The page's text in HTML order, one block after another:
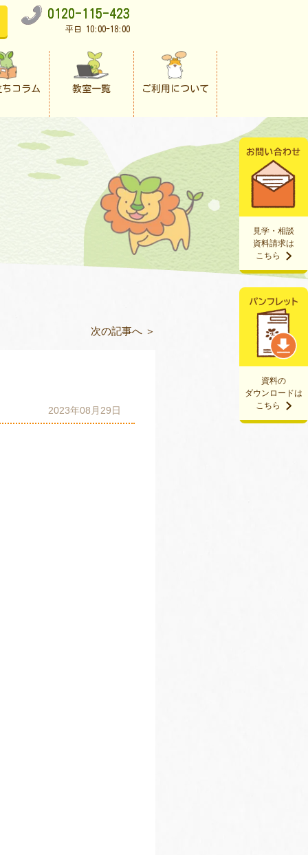
0120-115-423
平日 10:00-18:00
コラム 教室一覧 ご利用について
資料の
ダウンロードは
こちら
見学・相談
資料請求は
こちら
次の記事へ ＞
2023年08月29日